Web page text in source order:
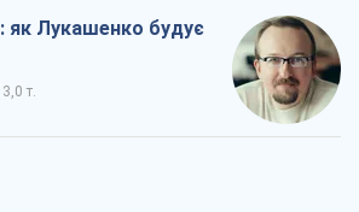
як Лукашенко будує
т.